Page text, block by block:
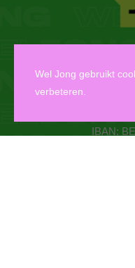
IBAN:
Wel Jong gebruikt
verbeteren.